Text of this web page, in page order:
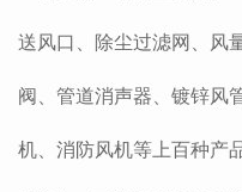
送风口、除尘过滤网、风
阀、管道消声器、镀锌风
机、消防风机等上百种产